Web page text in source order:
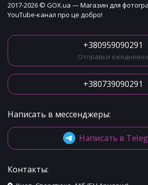
2017-2026 © GOX.ua — Магазин для
YouTube-канал про це добро!
+380959090291
Отправки ежедневно
+380739090291
Написать в мессенджеры:
Написать в
Контакты: